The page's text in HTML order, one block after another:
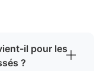
il pour les
?